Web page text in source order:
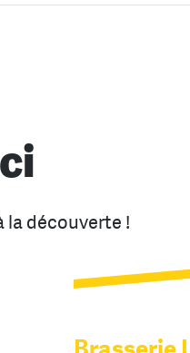
la découverte !